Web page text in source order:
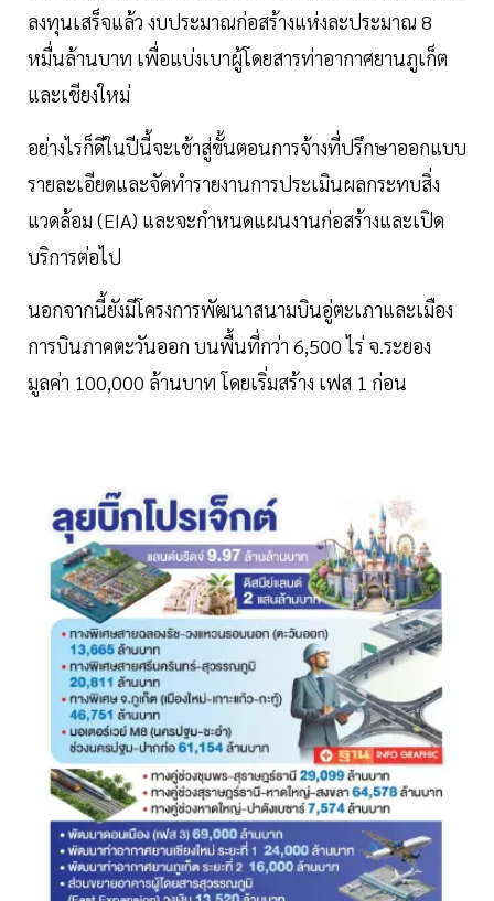
ลงทุนเสร็จแล้ว งบประมาณก่อสร้างแห่งละประมาณ 8
หมื่นล้านบาท เพื่อแบ่งเบาผู้โดยสารท่าอากาศยานภูเก็ต
และเชียงใหม่
อย่างไรก็ดีในปีนี้จะเข้าสู่ขั้นตอนการจ้างที่ปรึกษาออกแบบ
รายละเอียดและจัดทำรายงานการประเมินผลกระทบสิ่ง
แวดล้อม (EIA) และจะกำหนดแผนงานก่อสร้างและเปิด
บริการต่อไป
นอกจากนี้ยังมีโครงการพัฒนาสนามบินอู่ตะเภาและเมือง
การบินภาคตะวันออก บนพื้นที่กว่า 6,500 ไร่ จ.ระยอง
มูลค่า 100,000 ล้านบาท โดยเริ่มสร้าง เฟส 1 ก่อน